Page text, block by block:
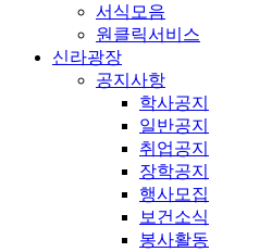
서식모음
원클릭서비스
신라광장
공지사항
학사공지
일반공지
취업공지
장학공지
행사모집
보건소식
봉사활동